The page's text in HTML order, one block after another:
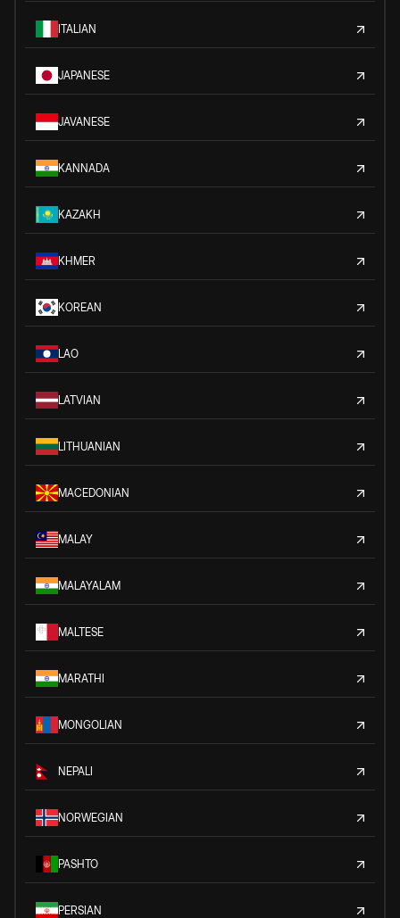
ITALIAN
JAPANESE
JAVANESE
KANNADA
KAZAKH
KHMER
KOREAN
LAO
LATVIAN
LITHUANIAN
MACEDONIAN
MALAY
MALAYALAM
MALTESE
MARATHI
MONGOLIAN
NEPALI
NORWEGIAN
PASHTO
PERSIAN